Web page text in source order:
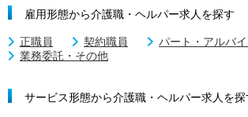
雇用形態から介護職・ヘルパー求人を探す
正職員 契約職員
パート・アルバイ
業務委託・その他
サービス形態から介護職・ヘルパー求人を探